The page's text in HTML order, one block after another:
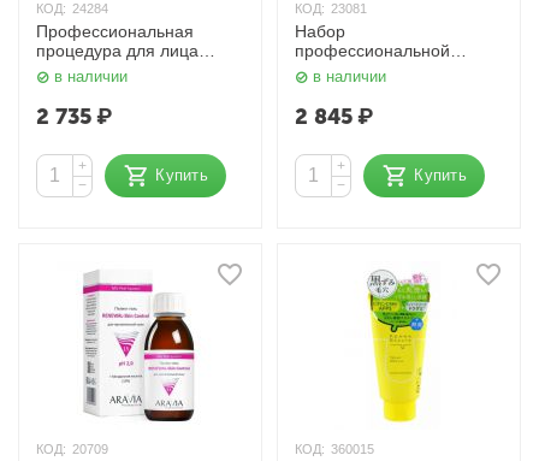
КОД: 24284
Профессиональная
процедура для лица
«Аппаратная
косметология» / Anti-Age,
150 мл x 3 Aravia
в наличии
2 735₽
+
−
Купить
КОД: 23081
Набор
профессиональной
пилинг-процедуры для
лица с эффектом
«Редермализации» 100
мл, 50 мл x 2 Aravia
в наличии
2 845₽
+
−
Купить
КОД: 20709 КОД: 360015